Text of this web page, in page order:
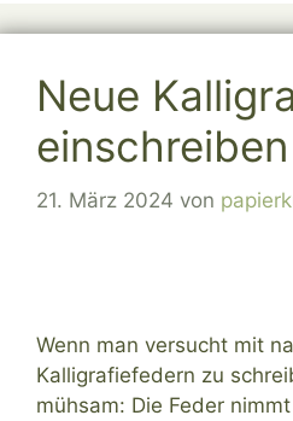
Neue
einschreiben
21. März 2024 von
Wenn man versucht mit
Kalligrafiefedern zu
mühsam: Die Feder